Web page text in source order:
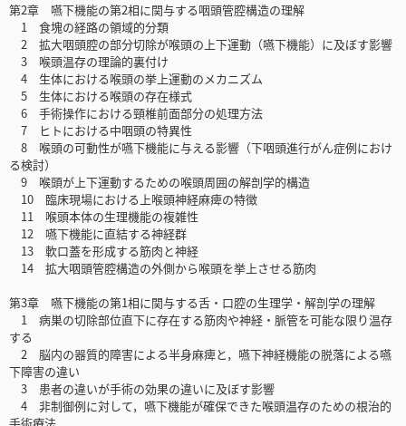
第2章 嚥下機能の第2相に関与する咽頭管腔構造の理解
1 食塊の経路の領域的分類
2 拡大咽頭腔の部分切除が喉頭の上下運動（嚥下機能）に及ぼす影響
3 喉頭温存の理論的裏付け
4 生体における喉頭の挙上運動のメカニズム
5 生体における喉頭の存在様式
6 手術操作における頸椎前面部分の処理方法
7 ヒトにおける中咽頭の特異性
8 喉頭の可動性が嚥下機能に与える影響（下咽頭進行がん症例におけ
る検討）
9 喉頭が上下運動するための喉頭周囲の解剖学的構造
10 臨床現場における上喉頭神経麻痺の特徴
11 喉頭本体の生理機能の複雑性
12 嚥下機能に直結する神経群
13 軟口蓋を形成する筋肉と神経
14 拡大咽頭管腔構造の外側から喉頭を挙上させる筋肉
第3章 嚥下機能の第1相に関与する舌・口腔の生理学・解剖学の理解
1 病巣の切除部位直下に存在する筋肉や神経・脈管を可能な限り温存
する
2 脳内の器質的障害による半身麻痺と，嚥下神経機能の脱落による嚥
下障害の違い
3 患者の違いが手術の効果の違いに及ぼす影響
4 非制御例に対して，嚥下機能が確保できた喉頭温存のための根治的